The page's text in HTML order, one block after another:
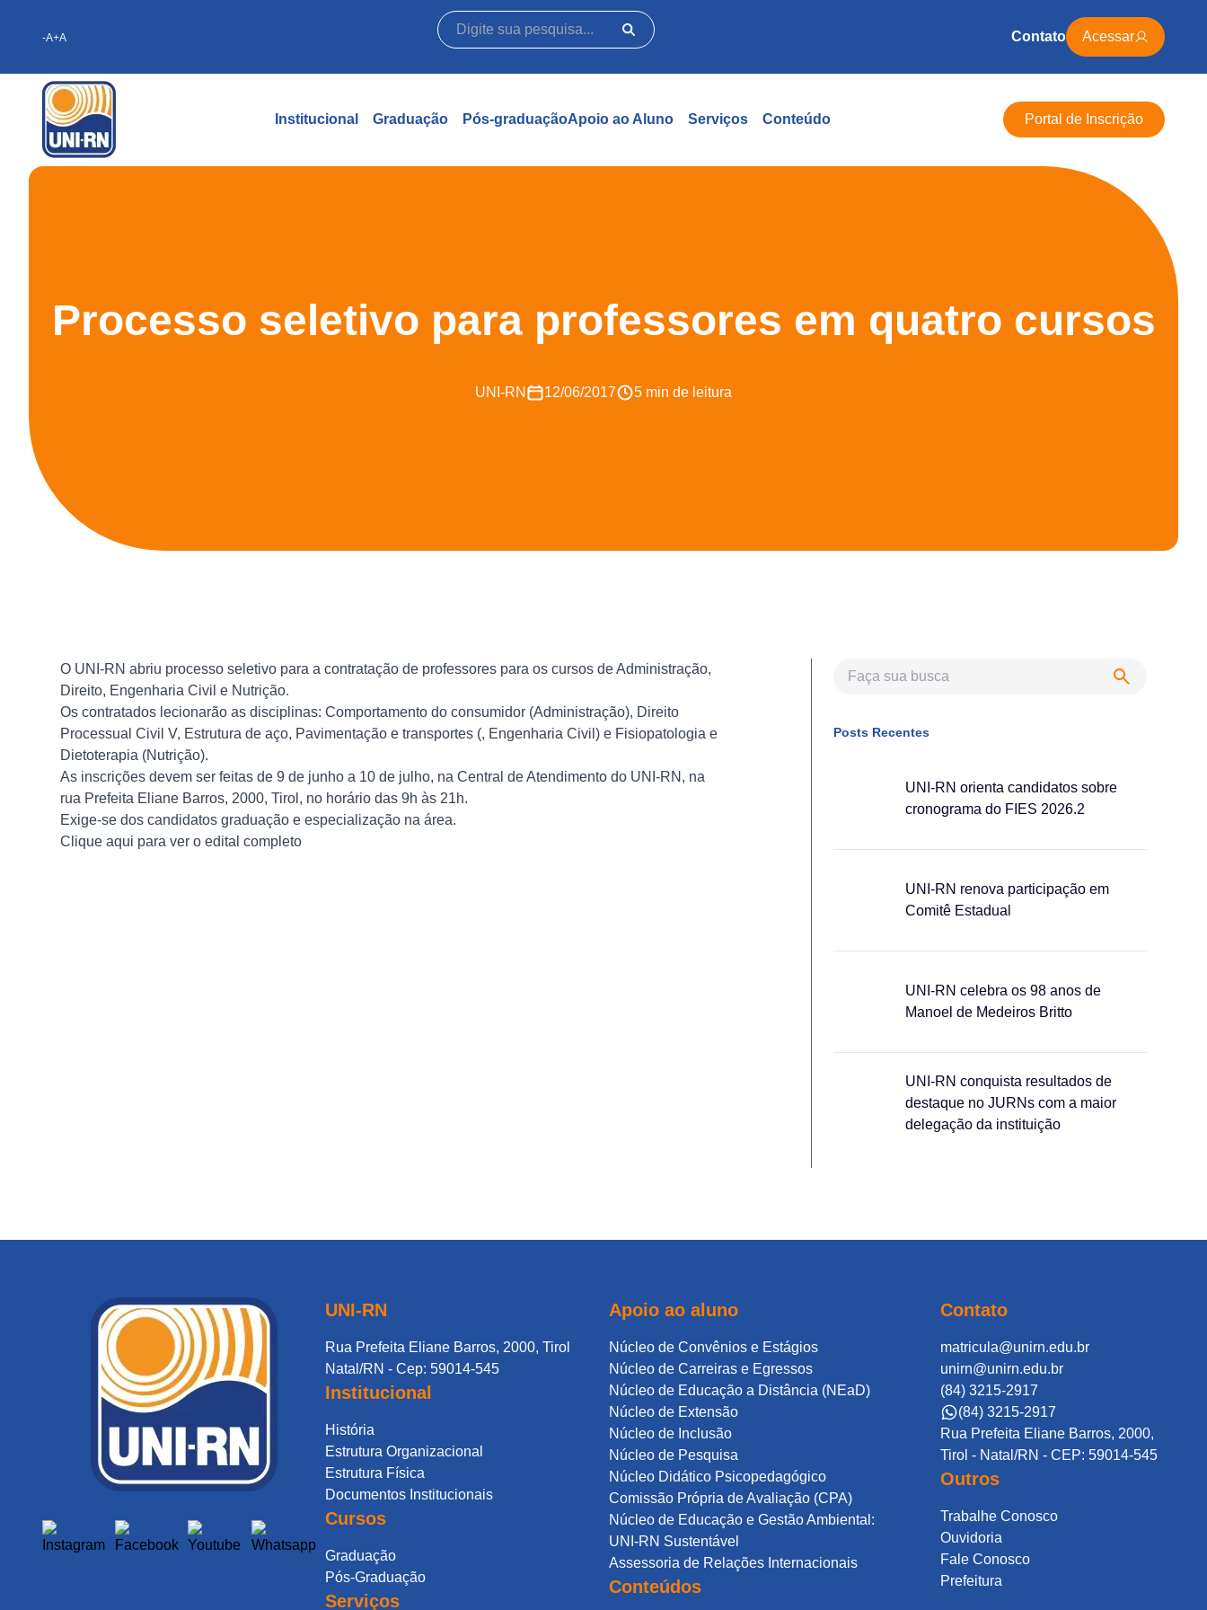
-A+A Contato Acessar
Institucional Graduação Pós-graduaçãoApoio ao Aluno Serviços Conteúdo Portal de Inscrição
Processo seletivo para professores em quatro cursos
UNI-RN 12/06/2017 5 min de leitura
O UNI-RN abriu processo seletivo para a contratação de professores para os cursos de Administração,
Direito, Engenharia Civil e Nutrição.
Os contratados lecionarão as disciplinas: Comportamento do consumidor (Administração), Direito
Processual Civil V, Estrutura de aço, Pavimentação e transportes (, Engenharia Civil) e Fisiopatologia e
Dietoterapia (Nutrição).
As inscrições devem ser feitas de 9 de junho a 10 de julho, na Central de Atendimento do UNI-RN, na
rua Prefeita Eliane Barros, 2000, Tirol, no horário das 9h às 21h.
Exige-se dos candidatos graduação e especialização na área.
Clique aqui para ver o edital completo
Posts Recentes
UNI-RN orienta candidatos sobre
cronograma do FIES 2026.2
UNI-RN renova participação em
Comitê Estadual
UNI-RN celebra os 98 anos de
Manoel de Medeiros Britto
UNI-RN conquista resultados de
destaque no JURNs com a maior
delegação da instituição
UNI-RN
Rua Prefeita Eliane Barros, 2000, Tirol
Natal/RN - Cep: 59014-545
Institucional
História
Estrutura Organizacional
Estrutura Física
Documentos Institucionais
Cursos
Graduação
Pós-Graduação
Serviços
Apoio ao aluno
Núcleo de Convênios e Estágios
Núcleo de Carreiras e Egressos
Núcleo de Educação a Distância (NEaD)
Núcleo de Extensão
Núcleo de Inclusão
Núcleo de Pesquisa
Núcleo Didático Psicopedagógico
Comissão Própria de Avaliação (CPA)
Núcleo de Educação e Gestão Ambiental:
UNI-RN Sustentável
Assessoria de Relações Internacionais
Conteúdos
Contato
matricula@unirn.edu.br
unirn@unirn.edu.br
(84) 3215-2917
(84) 3215-2917
Rua Prefeita Eliane Barros, 2000,
Tirol - Natal/RN - CEP: 59014-545
Outros
Trabalhe Conosco
Ouvidoria
Fale Conosco
Prefeitura